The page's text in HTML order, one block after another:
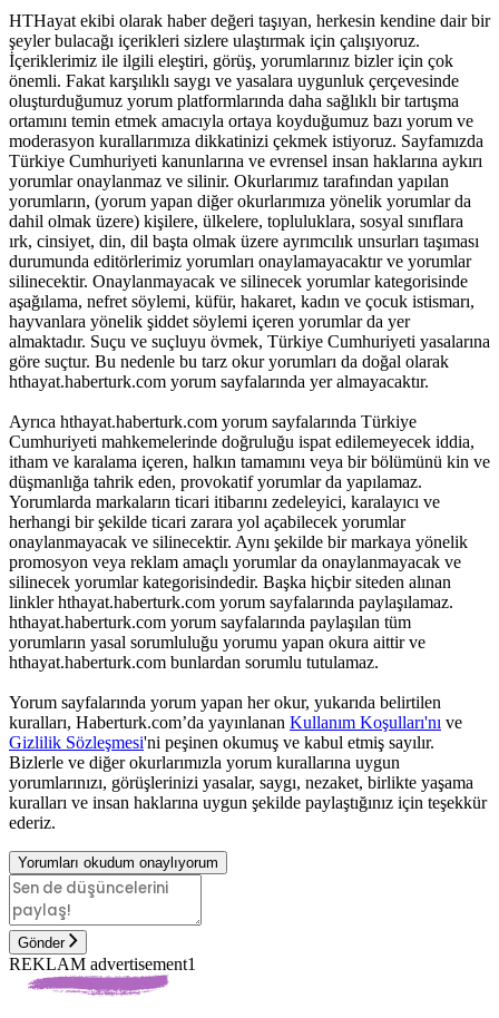
HTHayat ekibi olarak haber değeri taşıyan, herkesin kendine dair bir
şeyler bulacağı içerikleri sizlere ulaştırmak için çalışıyoruz.
İçeriklerimiz ile ilgili eleştiri, görüş, yorumlarınız bizler için çok
önemli. Fakat karşılıklı saygı ve yasalara uygunluk çerçevesinde
oluşturduğumuz yorum platformlarında daha sağlıklı bir tartışma
ortamını temin etmek amacıyla ortaya koyduğumuz bazı yorum ve
moderasyon kurallarımıza dikkatinizi çekmek istiyoruz. Sayfamızda
Türkiye Cumhuriyeti kanunlarına ve evrensel insan haklarına aykırı
yorumlar onaylanmaz ve silinir. Okurlarımız tarafından yapılan
yorumların, (yorum yapan diğer okurlarımıza yönelik yorumlar da
dahil olmak üzere) kişilere, ülkelere, topluluklara, sosyal sınıflara
ırk, cinsiyet, din, dil başta olmak üzere ayrımcılık unsurları taşıması
durumunda editörlerimiz yorumları onaylamayacaktır ve yorumlar
silinecektir. Onaylanmayacak ve silinecek yorumlar kategorisinde
aşağılama, nefret söylemi, küfür, hakaret, kadın ve çocuk istismarı,
hayvanlara yönelik şiddet söylemi içeren yorumlar da yer
almaktadır. Suçu ve suçluyu övmek, Türkiye Cumhuriyeti yasalarına
göre suçtur. Bu nedenle bu tarz okur yorumları da doğal olarak
hthayat.haberturk.com yorum sayfalarında yer almayacaktır.
Ayrıca hthayat.haberturk.com yorum sayfalarında Türkiye
Cumhuriyeti mahkemelerinde doğruluğu ispat edilemeyecek iddia,
itham ve karalama içeren, halkın tamamını veya bir bölümünü kin ve
düşmanlığa tahrik eden, provokatif yorumlar da yapılamaz.
Yorumlarda markaların ticari itibarını zedeleyici, karalayıcı ve
herhangi bir şekilde ticari zarara yol açabilecek yorumlar
onaylanmayacak ve silinecektir. Aynı şekilde bir markaya yönelik
promosyon veya reklam amaçlı yorumlar da onaylanmayacak ve
silinecek yorumlar kategorisindedir. Başka hiçbir siteden alınan
linkler hthayat.haberturk.com yorum sayfalarında paylaşılamaz.
hthayat.haberturk.com yorum sayfalarında paylaşılan tüm
yorumların yasal sorumluluğu yorumu yapan okura aittir ve
hthayat.haberturk.com bunlardan sorumlu tutulamaz.
Yorum sayfalarında yorum yapan her okur, yukarıda belirtilen
kuralları, Haberturk.com’da yayınlanan Kullanım Koşulları'nı ve
Gizlilik Sözleşmesi'ni peşinen okumuş ve kabul etmiş sayılır.
Bizlerle ve diğer okurlarımızla yorum kurallarına uygun
yorumlarınızı, görüşlerinizi yasalar, saygı, nezaket, birlikte yaşama
kuralları ve insan haklarına uygun şekilde paylaştığınız için teşekkür
ederiz.
Yorumları okudum onaylıyorum
Gönder
REKLAM advertisement1